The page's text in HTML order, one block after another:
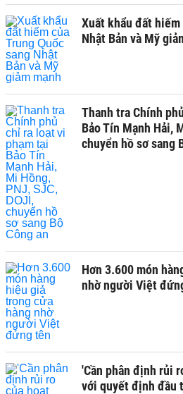
Xuất khẩu đất hiếm
Nhật Bản và Mỹ
Thanh tra Chính
Bảo Tín Mạnh Hải,
chuyển hồ sơ sang
Hơn 3.600 món
nhờ người Việt
'Cần phân định rủi
với quyết định đầu